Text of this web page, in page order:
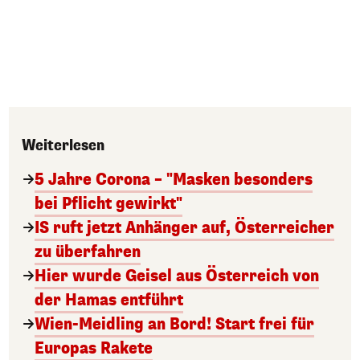
Weiterlesen
5 Jahre Corona – "Masken besonders
bei Pflicht gewirkt"
IS ruft jetzt Anhänger auf, Österreicher
zu überfahren
Hier wurde Geisel aus Österreich von
der Hamas entführt
Wien-Meidling an Bord! Start frei für
Europas Rakete